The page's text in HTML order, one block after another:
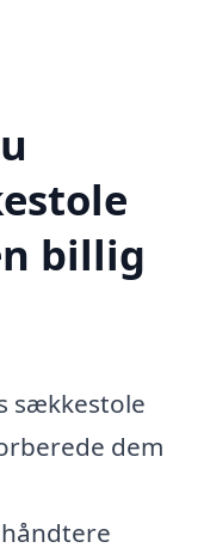
billig
sækkestole
dem